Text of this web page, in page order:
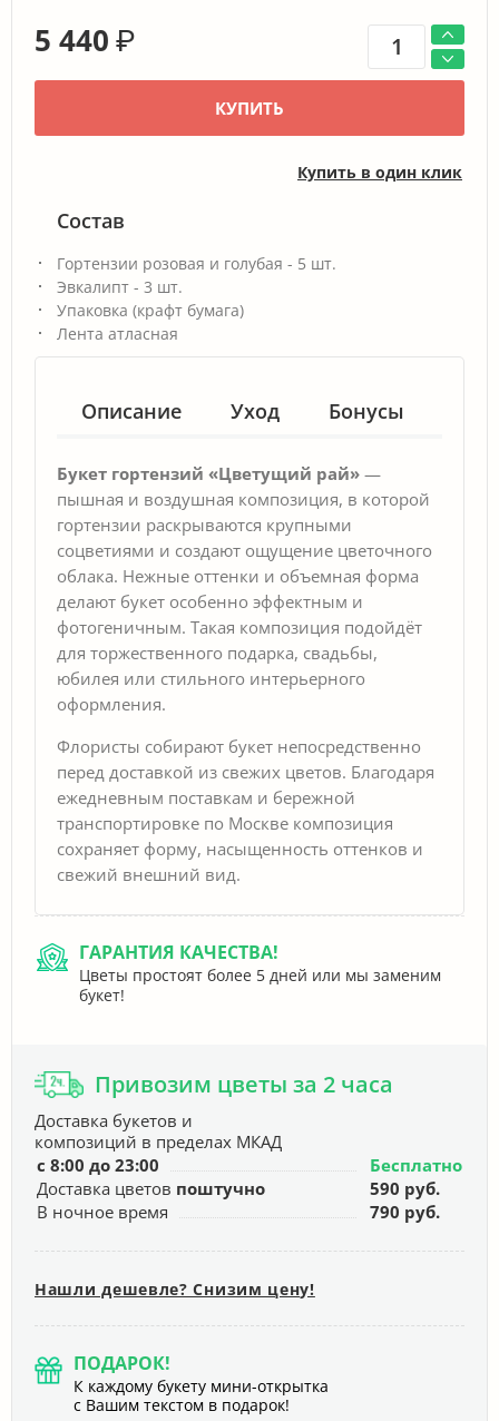
5 440 ₽
КУПИТЬ
Купить в один клик
Состав
Гортензии розовая и голубая - 5 шт.
Эвкалипт - 3 шт.
Упаковка (крафт бумага)
Лента атласная
Описание Уход Бонусы
Букет гортензий «Цветущий рай» —
пышная и воздушная композиция, в которой
гортензии раскрываются крупными
соцветиями и создают ощущение цветочного
облака. Нежные оттенки и объемная форма
делают букет особенно эффектным и
фотогеничным. Такая композиция подойдёт
для торжественного подарка, свадьбы,
юбилея или стильного интерьерного
оформления.
Флористы собирают букет непосредственно
перед доставкой из свежих цветов. Благодаря
ежедневным поставкам и бережной
транспортировке по Москве композиция
сохраняет форму, насыщенность оттенков и
свежий внешний вид.
ГАРАНТИЯ КАЧЕСТВА!
Цветы простоят более 5 дней или мы заменим
букет!
Привозим цветы за 2 часа
Доставка букетов и
композиций в пределах МКАД
с 8:00 до 23:00
Бесплатно
Доставка цветов поштучно
590 руб.
В ночное время
790 руб.
Нашли дешевле? Снизим цену!
ПОДАРОК!
К каждому букету мини-открытка
с Вашим текстом в подарок!